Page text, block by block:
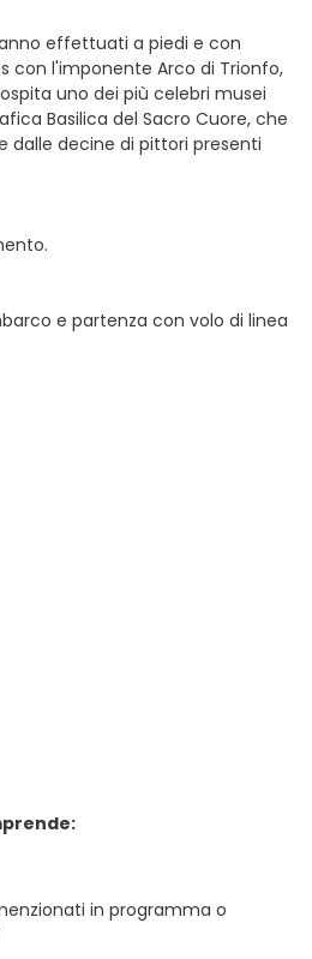
effettuati a piedi e con
con l'imponente Arco di Trionfo,
uno dei più celebri musei
Basilica del Sacro Cuore, che
dalle decine di pittori presenti
e partenza con volo di linea
in programma o